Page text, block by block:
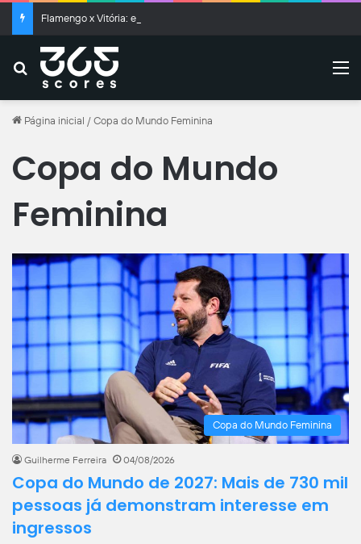
Buscar
Página inicial / Copa do Mundo Feminina
Copa do Mundo
Feminina
Copa do Mundo Feminina
Guilherme Ferreira 04/08/2026
Copa do Mundo de 2027: Mais de 730 mil
pessoas já demonstram interesse em
ingressos